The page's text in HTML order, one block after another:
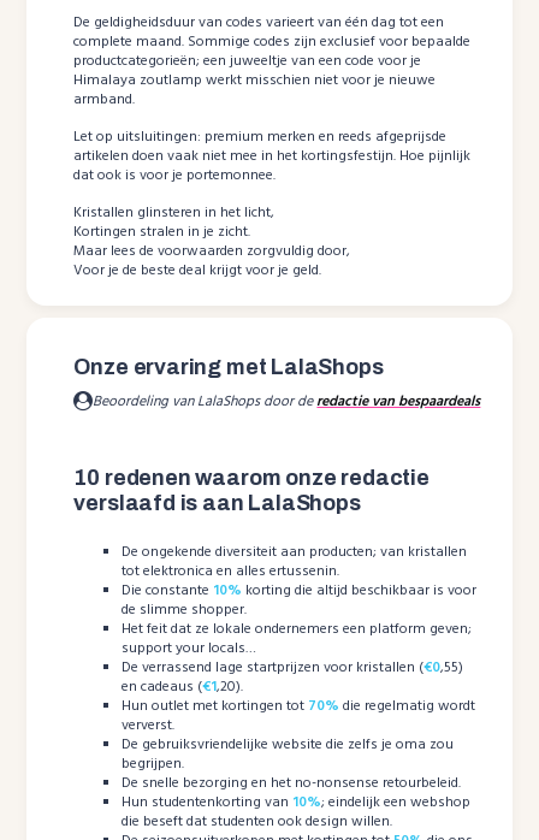
De geldigheidsduur van codes varieert van één dag tot een
complete maand. Sommige codes zijn exclusief voor bepaalde
productcategorieën; een juweeltje van een code voor je
Himalaya zoutlamp werkt misschien niet voor je nieuwe
armband.
Let op uitsluitingen: premium merken en reeds afgeprijsde
artikelen doen vaak niet mee in het kortingsfestijn. Hoe pijnlijk
dat ook is voor je portemonnee.
Kristallen glinsteren in het licht,
Kortingen stralen in je zicht.
Maar lees de voorwaarden zorgvuldig door,
Voor je de beste deal krijgt voor je geld.
Onze ervaring met LalaShops
Beoordeling van LalaShops door deredactie van bespaardeals
10 redenen waarom onze redactie
verslaafd is aan LalaShops
De ongekende diversiteit aan producten; van kristallen
tot elektronica en alles ertussenin.
Die constante 10% korting die altijd beschikbaar is voor
de slimme shopper.
Het feit dat ze lokale ondernemers een platform geven;
support your locals…
De verrassend lage startprijzen voor kristallen (€0,55)
en cadeaus (€1,20).
Hun outlet met kortingen tot 70% die regelmatig wordt
ververst.
De gebruiksvriendelijke website die zelfs je oma zou
begrijpen.
De snelle bezorging en het no-nonsense retourbeleid.
Hun studentenkorting van 10%; eindelijk een webshop
die beseft dat studenten ook design willen.